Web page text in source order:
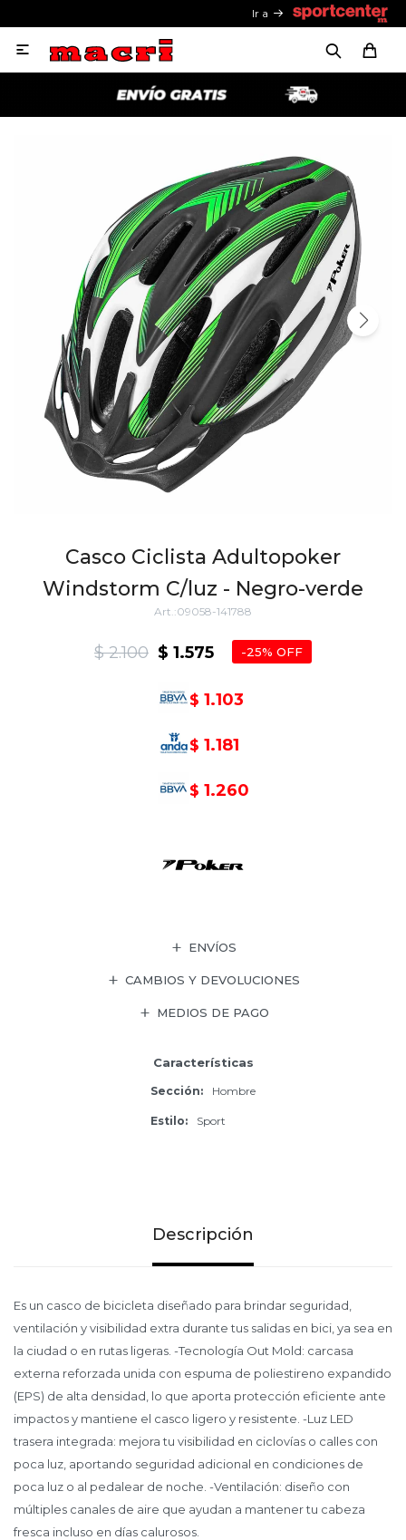
Ir a

Casco Ciclista Adultopoker
Windstorm C/luz - Negro-verde
09058-141788
$ 1.575
$ 2.100 25
$ 1.103
$ 1.181
$ 1.260
ENVÍOS
CAMBIOS Y DEVOLUCIONES
MEDIOS DE PAGO
Características
Sección Hombre
Estilo Sport
Descripción
Es un casco de bicicleta diseñado para brindar seguridad,
ventilación y visibilidad extra durante tus salidas en bici, ya sea en
la ciudad o en rutas ligeras. -Tecnología Out Mold: carcasa
externa reforzada unida con espuma de poliestireno expandido
(EPS) de alta densidad, lo que aporta protección eficiente ante
impactos y mantiene el casco ligero y resistente. -Luz LED
trasera integrada: mejora tu visibilidad en ciclovías o calles con
poca luz, aportando seguridad adicional en condiciones de
poca luz o al pedalear de noche. -Ventilación: diseño con
múltiples canales de aire que ayudan a mantener tu cabeza
fresca incluso en días calurosos.